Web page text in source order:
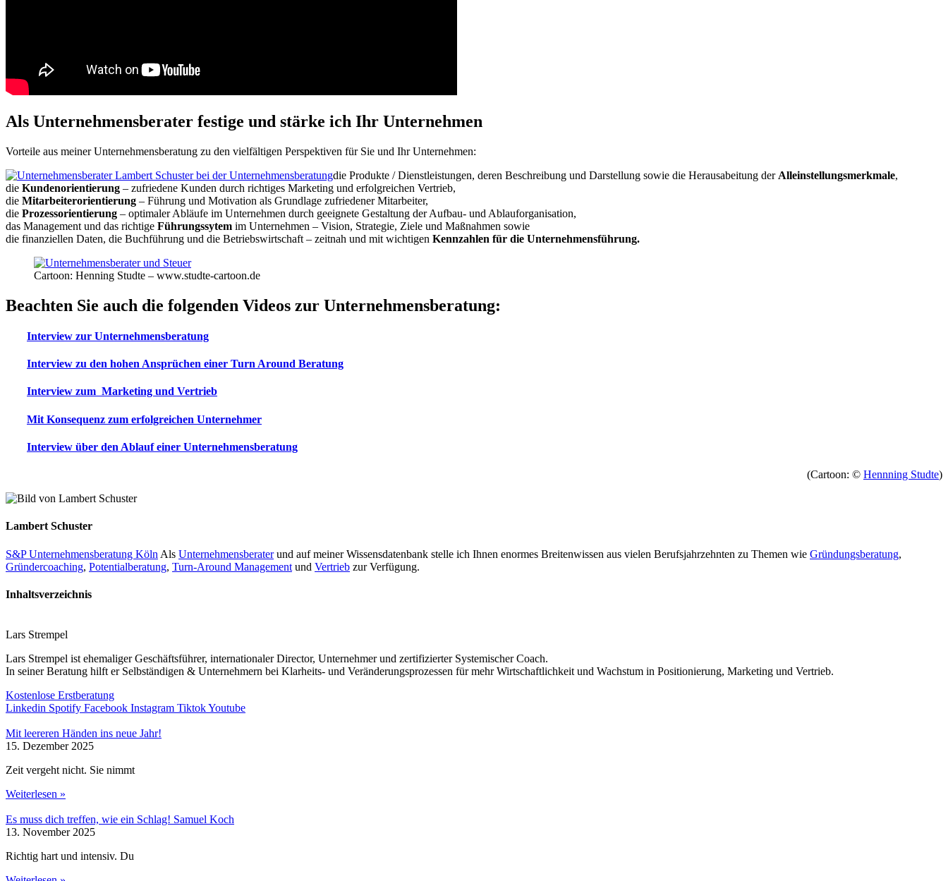
Als Unternehmensberater festige und stärke ich Ihr Unternehmen
Vorteile aus meiner Unternehmensberatung zu den vielfältigen Perspektiven für Sie und Ihr Unternehmen:
die Produkte / Dienstleistungen, deren Beschreibung und Darstellung sowie die Herausabeitung der Alleinstellungsmerkmale,
die Kundenorientierung – zufriedene Kunden durch richtiges Marketing und erfolgreichen Vertrieb,
die Mitarbeiterorientierung – Führung und Motivation als Grundlage zufriedener Mitarbeiter,
die Prozessorientierung – optimaler Abläufe im Unternehmen durch geeignete Gestaltung der Aufbau- und Ablauforganisation,
das Management und das richtige Führungssytem im Unternehmen – Vision, Strategie, Ziele und Maßnahmen sowie
die finanziellen Daten, die Buchführung und die Betriebswirtschaft – zeitnah und mit wichtigen Kennzahlen für die Unternehmensführung.
Cartoon: Henning Studte – www.studte-cartoon.de
Beachten Sie auch die folgenden Videos zur Unternehmensberatung:
Interview zur Unternehmensberatung
Interview zu den hohen Ansprüchen einer Turn Around Beratung
Interview zum Marketing und Vertrieb
Mit Konsequenz zum erfolgreichen Unternehmer
Interview über den Ablauf einer Unternehmensberatung
(Cartoon: © Hennning Studte)
Lambert Schuster
S&P Unternehmensberatung Köln Als Unternehmensberaterund auf meiner Wissensdatenbank stelle ich Ihnen enormes Breitenwissen aus vielen Berufsjahrzehnten zu Themen wie Gründungsberatung,
Gründercoaching, Potentialberatung, Turn-Around Management und Vertrieb zur Verfügung.
Inhaltsverzeichnis
Lars Strempel
Lars Strempel ist ehemaliger Geschäftsführer, internationaler Director, Unternehmer und zertifizierter Systemischer Coach.
In seiner Beratung hilft er Selbständigen & Unternehmern bei Klarheits- und Veränderungsprozessen für mehr Wirtschaftlichkeit und Wachstum in Positionierung, Marketing und Vertrieb.
Kostenlose Erstberatung
Linkedin Spotify Facebook Instagram TiktokYoutube
Mit leereren Händen ins neue Jahr!
15. Dezember 2025
Zeit vergeht nicht. Sie nimmt
Weiterlesen »
Es muss dich treffen, wie ein Schlag! Samuel Koch
13. November 2025
Richtig hart und intensiv. Du